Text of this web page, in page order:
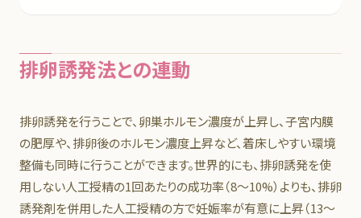
排卵誘発法との連動
排卵誘発を行うことで、卵巣ホルモン濃度が上昇し、子宮内膜
の肥厚や、排卵後のホルモン濃度上昇など、着床しやすい環境
整備も同時に行うことができます。世界的にも、排卵誘発を使
用しない人工授精の1回あたりの成功率（8～10%）よりも、排卵
誘発剤を併用した人工授精の方で妊娠率が有意に上昇（13～